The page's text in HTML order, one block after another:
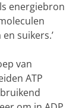
energiebron
suikers.’
van
ATP